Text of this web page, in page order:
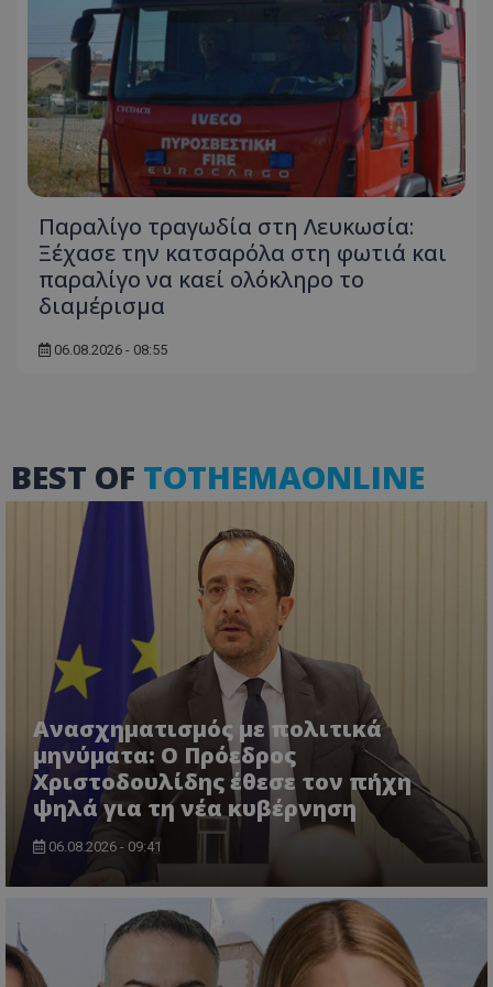
Παραλίγο τραγωδία στη Λευκωσία:
Ξέχασε την κατσαρόλα στη φωτιά και
παραλίγο να καεί ολόκληρο το
διαμέρισμα
06.08.2026 - 08:55
BEST OF TOTHEMAONLINE
Ανασχηματισμός με πολιτικά
μηνύματα: Ο Πρόεδρος
Χριστοδουλίδης έθεσε τον πήχη
ψηλά για τη νέα κυβέρνηση
06.08.2026 - 09:41
usprivacy
.lifenewscy.tothemaonline.com
ASP.NET_SessionId
Microsoft Corporation
VISITOR_PRIVACY_METADATA